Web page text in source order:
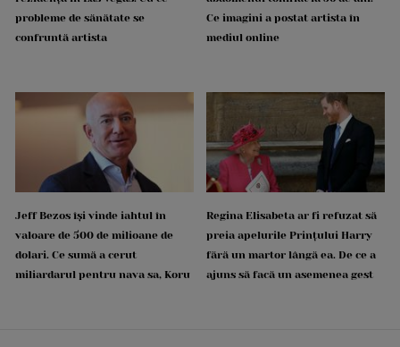
probleme de sănătate se
confruntă artista
Ce imagini a postat artista în
mediul online
Jeff Bezos își vinde iahtul în
valoare de 500 de milioane de
dolari. Ce sumă a cerut
miliardarul pentru nava sa, Koru
Regina Elisabeta ar fi refuzat să
preia apelurile Prințului Harry
fără un martor lângă ea. De ce a
ajuns să facă un asemenea gest